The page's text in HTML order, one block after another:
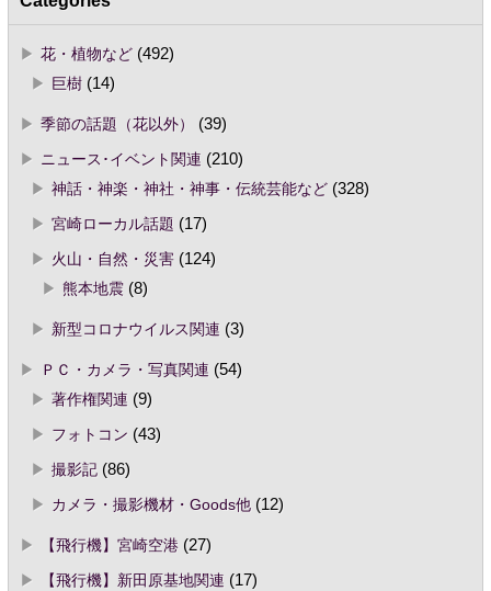
花・植物など(492)
巨樹(14)
季節の話題（花以外）
(39)
ニュース･イベント関連 (210)
神話・神楽・神社・神事・伝統芸能など(328)
宮崎ローカル話題 (17)
火山・自然・災害(124)
熊本地震(8)
新型コロナウイルス関連 (3)
ＰＣ・カメラ・写真関連 (54)
著作権関連 (9)
フォトコン (43)
撮影記(86)
カメラ・撮影機材・Goods他(12)
【飛行機】宮崎空港(27)
【飛行機】新田原基地関連 (17)